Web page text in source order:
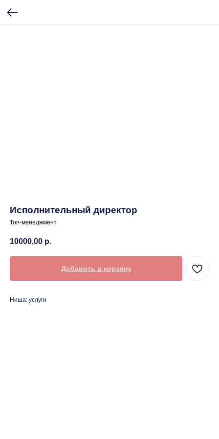
Исполнительный директор
Топ-менеджмент
10000,00 р.
Добавить в корзину
Ниша: услуги